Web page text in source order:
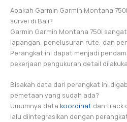
Apakah Garmin Garmin Montana
survei di Bali?
Garmin Garmin Montana 750i
lapangan, penelusuran rute, dan
Perangkat ini dapat menjadi
pekerjaan pengukuran detail
Bisakah data dari perangkat ini
pemetaan yang sudah ada?
Umumnya data koordinat dan track
lalu diintegrasikan dengan